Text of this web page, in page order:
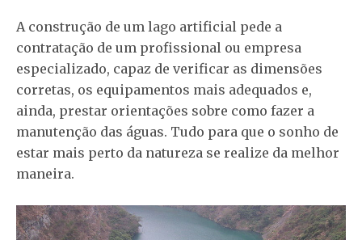
A construção de um lago artificial pede a
contratação de um profissional ou empresa
especializado, capaz de verificar as dimensões
corretas, os equipamentos mais adequados e,
ainda, prestar orientações sobre como fazer a
manutenção das águas. Tudo para que o sonho de
estar mais perto da natureza se realize da melhor
maneira.